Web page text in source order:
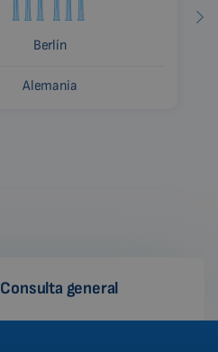
Berlín
Alemania
Consulta general